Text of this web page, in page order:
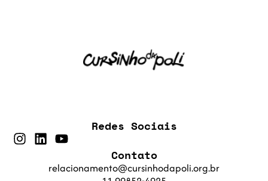
Contato
relacionamento@cursinhodapoli.org.br
Redes Sociais